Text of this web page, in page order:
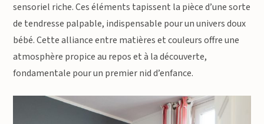
sensoriel riche. Ces éléments tapissent la pièce d’une sorte
de tendresse palpable, indispensable pour un univers doux
bébé. Cette alliance entre matières et couleurs offre une
atmosphère propice au repos et à la découverte,
fondamentale pour un premier nid d’enfance.